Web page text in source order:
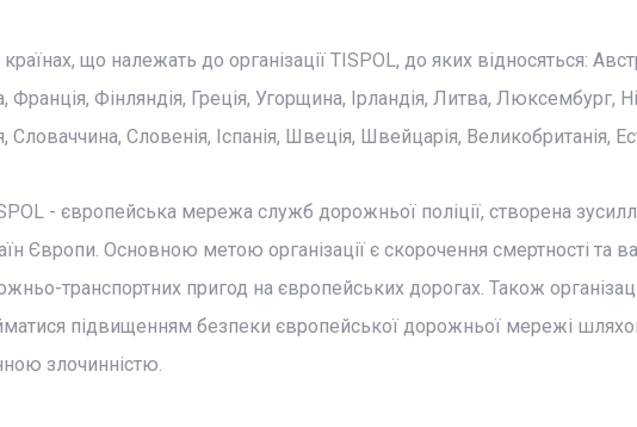
що належать до організації TISPOL, до яких відносяться:
Франція, Фінляндія, Греція, Угорщина, Ірландія, Литва, Люксембург,
Словенія, Іспанія, Швеція, Швейцарія, Великобританія,
- європейська мережа служб дорожньої поліції, створена
Європи. Основною метою організації є скорочення смертності та
транспортних пригод на європейських дорогах. Також
підвищенням безпеки європейської дорожньої мережі
злочинністю.